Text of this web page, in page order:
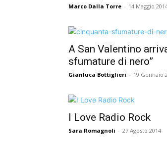
Marco Dalla Torre - 14 Maggio
A San Valentino
sfumature di nero”
Gianluca Bottiglieri - 19 Gennaio
I Love Radio Rock
Sara Romagnoli - 27 Agosto 2014